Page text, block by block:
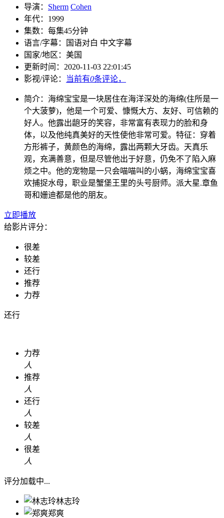
导演： Sherm Cohen
年代： 1999
集数： 每集45分钟
语言/字幕：
国语对白 中文字幕
国家/地区： 美国
更新时间： 2020-11-03 22:01:45
影视/评论：
当前有0条评论，
简介： 海绵宝宝是一块居住在海洋深处的海绵(住所是一
个大菠萝)，他是一个可爱、慷慨大方、友好、可信赖的
好人。他露出龅牙的笑容，非常富有表现力的脸和身
体，以及他纯真美好的天性使他非常可爱。特征：穿着
方形裤子，黄颜色的海绵，露出两颗大牙齿。天真乐
观，充满善意，但是尽管他出于好意，仍免不了陷入麻
烦之中。他的宠物是一只会喵喵叫的小蜗，海绵宝宝喜
欢捕捉水母，职业是蟹堡王里的头号厨师。派大星.章鱼
哥和姗迪都是他的朋友。
立即播放
给影片评分：
很差
较差
还行
推荐
力荐
还行
力荐
人
推荐
人
还行
人
较差
人
很差
人
评分加载中...
林志玲
郑爽